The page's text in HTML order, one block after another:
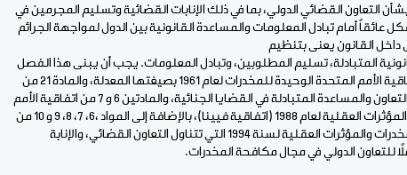
التعاون القضائي الدولي، بما في ذلك الإنابات القضائية وتسليم المجرمين في
عائقاً أمام تبادل المعلومات والمساعدة القانونية بين الدول لمواجهة الجرائم
القانون يعنى بتنظيم
المتبادلة، تسليم المطلوبين، وتبادل المعلومات. يجب أن يبنى هذا الفصل
على المبادئ المنصوص عليها في المادة 35 من اتفاقية الأمم المتحدة الوحيدة للمخدرات لعام 1961 بصيغتها المعدلة، والمادة 21 من
اتفاقية المؤثرات العقلية لعام 1971 التي تشير إلى التعاون والمساعدة المتبادلة في القضايا الجنائية، والمادتين 6 و 7 من اتفاقية الأمم
المتحدة لمكافحة الاتجار غير المشروع بالمخدرات والمؤثرات العقلية لعام 1988 (اتفاقية فيينا)، بالإضافة إلى المواد ،6، 7، 8، 9 و 10 من
الاتفاقية العربية لمكافحة الاتجار غير المشروع بالمخدرات والمؤثرات العقلية لسنة 1994 التي تتناول التعاون القضائي، والإنابة
للتعاون الدولي في مجال مكافحة المخدرات.